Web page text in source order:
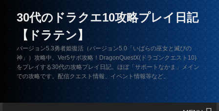
30代のドラクエ10攻略プレイ日記
【ドラテン】
バージョン5.3勇者姫復活（バージョン5.0「いばらの巫女と滅びの
神」）攻略中。Ver5サポ攻略！DragonQuestX(ドラゴンクエスト10)
をプレイする30代の攻略プレイ日記。ほぼ「サポートなかま」メイン
での攻略です。配信クエスト情報、イベント情報等など。